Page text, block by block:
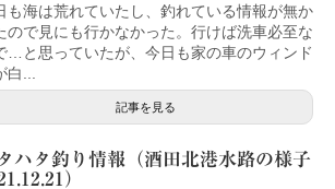
も海は荒れていたし、釣れている情報が無か
ので見にも行かなかった。行けば洗車必至な
…と思っていたが、今日も家の車のウィンド
白...
記事を見る
ハタ釣り情報（酒田北港水路の様子
）